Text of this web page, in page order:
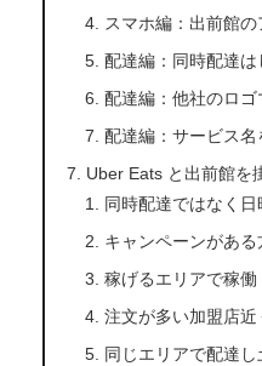
スマホ編：出前館
配達編：同時配達は
配達編：他社のロゴ
配達編：サービス
Uber Eats と出前館を
同時配達ではなく日
キャンペーンがある
稼げるエリアで稼働
注文が多い加盟店近
同じエリアで配達し